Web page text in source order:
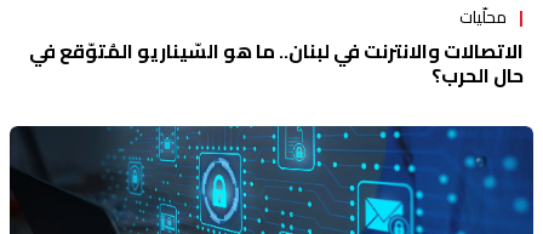
محلّيات
الاتصالات والانترنت في لبنان.. ما هو السّيناريو المُتوّقع في
حال الحرب؟